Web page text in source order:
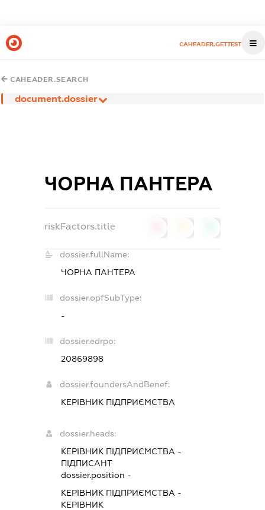
CAHEADER.GETTEST
CAHEADER.SEARCH
document.dossier
ЧОРНА ПАНТЕРА
riskFactors.title
dossier.fullName:
ЧОРНА ПАНТЕРА
dossier.opfSubType:
-
dossier.edrpo:
20869898
dossier.foundersAndBenef:
КЕРІВНИК ПІДПРИЄМСТВА
dossier.heads:
КЕРІВНИК ПІДПРИЄМСТВА -
ПІДПИСАНТ
dossier.position -
КЕРІВНИК ПІДПРИЄМСТВА -
КЕРІВНИК